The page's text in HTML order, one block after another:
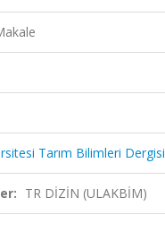
Tarım Bilimleri Dergisi
TR DİZİN (ULAKBİM)